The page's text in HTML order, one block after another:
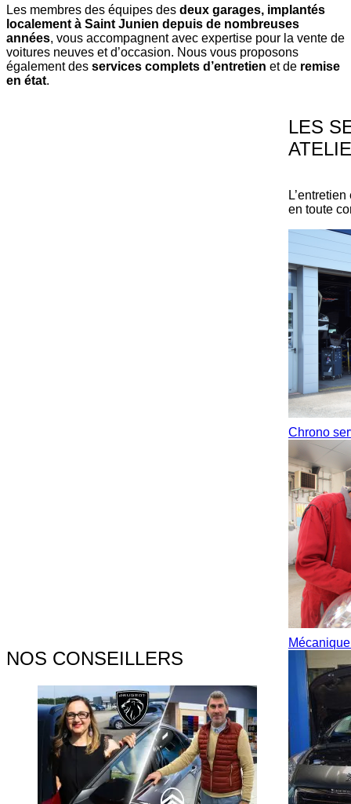
Les membres des équipes des deux garages, implantés
localement à Saint Junien depuis de nombreuses
années, vous accompagnent avec expertise pour la vente de
voitures neuves et d’occasion. Nous vous proposons
également des services complets d’entretien et de remise
en état.
NOS CONSEILLERS
LES
en toute
Chrono